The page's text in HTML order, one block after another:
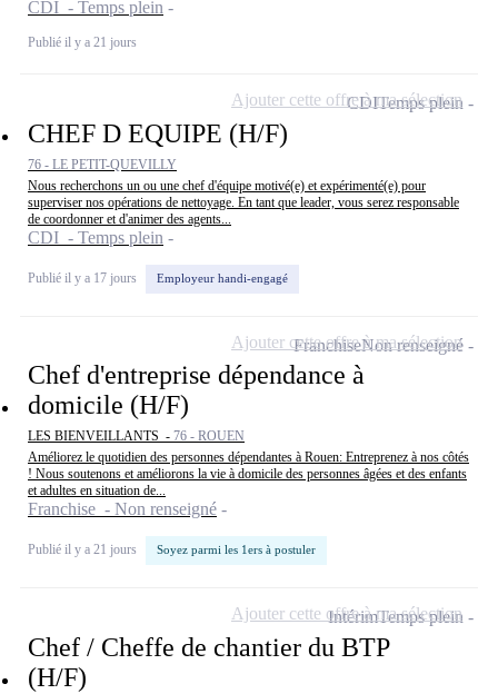
CDI - Temps plein
Publié il y a 21 jours
CHEF D EQUIPE (H/F)
76 - LE PETIT-QUEVILLY
Nous recherchons un ou une chef d'équipe motivé(e) et expérimenté(e) pour
superviser nos opérations de nettoyage. En tant que leader, vous serez responsable
de coordonner et d'animer des agents...
CDI - Temps plein
Publié il y a 17 jours Employeur handi-engagé
CDITemps plein
Ajouter cette offre à ma sélection
Chef d'entreprise dépendance à
domicile (H/F)
LES BIENVEILLANTS - 76 - ROUEN
Améliorez le quotidien des personnes dépendantes à Rouen: Entreprenez à nos côtés
! Nous soutenons et améliorons la vie à domicile des personnes âgées et des enfants
et adultes en situation de...
Franchise - Non renseigné
Publié il y a 21 jours Soyez parmi les 1ers à postuler
FranchiseNon renseigné
Ajouter cette offre à ma sélection
Chef / Cheffe de chantier du BTP
(H/F)
IntérimTemps plein
Ajouter cette offre à ma sélection